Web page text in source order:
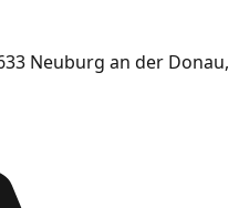
Neuburg an der Donau,